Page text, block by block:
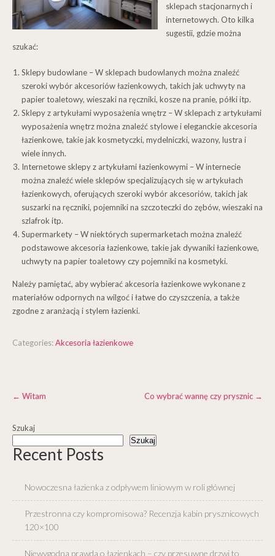
sklepach stacjonarnych i
internetowych. Oto kilka
sugestii, gdzie można
szukać:
Sklepy budowlane – W sklepach budowlanych można znaleźć
szeroki wybór akcesoriów łazienkowych, takich jak uchwyty na
papier toaletowy, wieszaki na ręczniki, kosze na pranie, półki itp.
Sklepy z artykułami wyposażenia wnętrz – W sklepach z artykułami
wyposażenia wnętrz można znaleźć stylowe i eleganckie akcesoria
łazienkowe, takie jak kosmetyczki, mydelniczki, wazony, lustra i
wiele innych.
Internetowe sklepy z artykułami łazienkowymi – W internecie
można znaleźć wiele sklepów specjalizujących się w artykułach
łazienkowych, oferujących szeroki wybór akcesoriów, takich jak
suszarki na ręczniki, pojemniki na szczoteczki do zębów, wieszaki na
szlafrok itp.
Supermarkety – W niektórych supermarketach można znaleźć
podstawowe akcesoria łazienkowe, takie jak dywaniki łazienkowe,
uchwyty na papier toaletowy czy pojemniki na kosmetyki.
Należy pamiętać, aby wybierać akcesoria łazienkowe wykonane z
materiałów odpornych na wilgoć i łatwe do czyszczenia, a także
zgodne z aranżacją i stylem łazienki.
Categories:Akcesoria łazienkowe
Post
navigation
← Witam Co wybrać wannę czy prysznic →
Szukaj
Szukaj
Recent Posts
Nowoczesna łazienka z odpływem liniowym w roli głównej
Przestronna czy kompromisowa? Recenzja kabin prysznicowych
120×100
Niewygodna prawda o łazienkach – czy przesuwne drzwi to